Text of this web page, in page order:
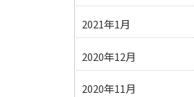
2021年1月
2020年12月
2020年11月